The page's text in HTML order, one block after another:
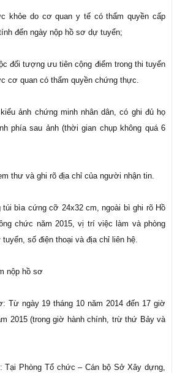
khỏe do cơ quan y tế có thẩm quyền cấp
đến ngày nộp hồ sơ dự tuyển;
đối tượng ưu tiên cộng điểm trong thi tuyển
cơ quan có thẩm quyền chứng thực.
ảnh chứng minh nhân dân, có ghi đủ họ
phía sau ảnh (thời gian chụp không quá 6
thư và ghi rõ địa chỉ của người nhận tin.
bìa cứng cỡ 24x32 cm, ngoài bì ghi rõ Hồ
chức năm 2015, vị trí việc làm và phòng
số điện thoại và địa chỉ liên hệ.
nộp hồ sơ
Từ ngày 19 tháng 10 năm 2014 đến 17 giờ
2015 (trong giờ hành chính, trừ thứ Bảy và
Tại Phòng Tổ chức – Cán bộ Sở Xây dựng,